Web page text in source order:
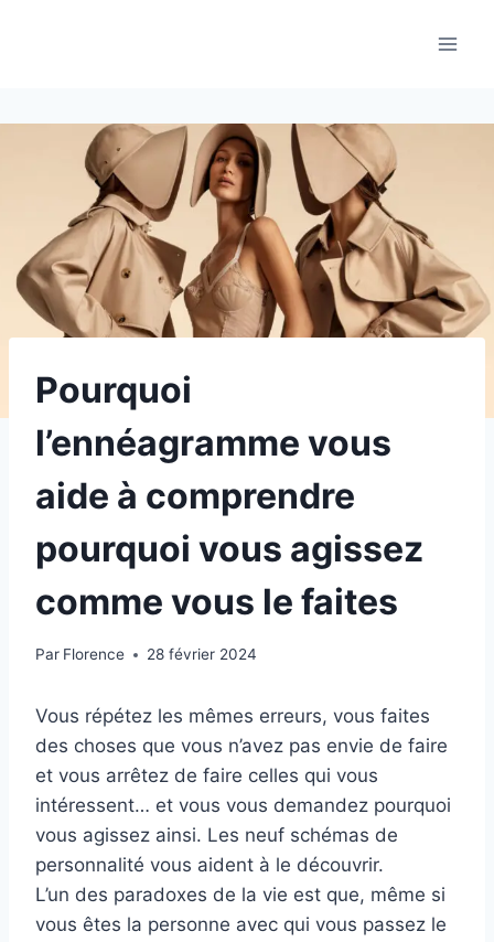
Pourquoi
l’ennéagramme vous
aide à comprendre
pourquoi vous agissez
comme vous le faites
Par Florence 28 février 2024
Vous répétez les mêmes erreurs, vous faites
des choses que vous n’avez pas envie de faire
et vous arrêtez de faire celles qui vous
intéressent… et vous vous demandez pourquoi
vous agissez ainsi. Les neuf schémas de
personnalité vous aident à le découvrir.
L’un des paradoxes de la vie est que, même si
vous êtes la personne avec qui vous passez le